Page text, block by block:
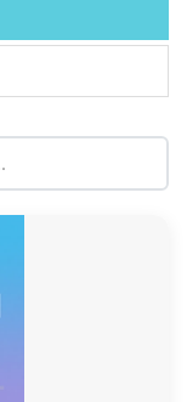
me
petit
mes